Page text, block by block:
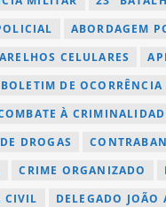
ABORDAGEM
CELULARES
BOLETIM DE OCORRÊNCIA
À
DROGAS
CRIME ORGANIZADO
CIVIL
DELEGADO JOÃO